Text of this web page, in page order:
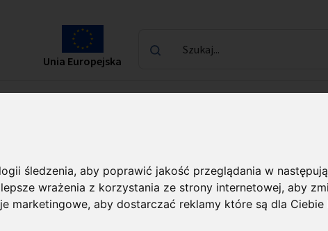
śledzenia, aby poprawić jakość przeglądania w
wrażenia z korzystania ze strony internetowej,aby
marketingowe,aby dostarczać reklamy które są dla
Unia Europejska
Szukaj...